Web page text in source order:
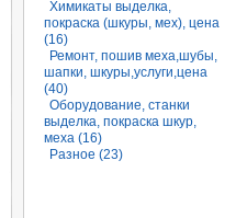
Химикаты выделка,
покраска (шкуры, мех), цена
(16)
Ремонт, пошив меха,шубы,
шапки, шкуры,услуги,цена
(40)
Оборудование, станки
выделка, покраска шкур,
меха (16)
Разное (23)